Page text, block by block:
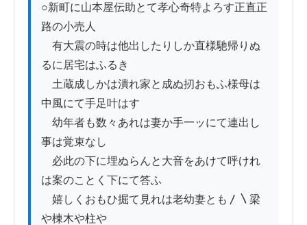
○新町に山本屋伝助とて孝心奇特よろす正直正
路の小売人
有大震の時は他出したりしか直様馳帰りぬ
るに居宅はふるき
土蔵成しかは潰れ家と成ぬ扨おもふ様母は
中風にて手足叶はす
幼年者も数々あれは妻か手一ッにて連出し
事は覚束なし
必此の下に埋ぬらんと大音をあけて呼けれ
は案のことく下にて答ふ
嬉しくおもひ掘て見れは老幼妻とも〳〵梁
や棟木や柱や